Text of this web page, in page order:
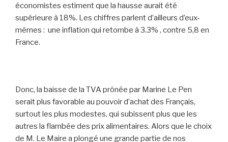
économistes estiment que la hausse aurait été
supérieure à 18%. Les chiffres parlent d’ailleurs d’eux-
mêmes : une inflation qui retombe à 3.3% , contre 5,8 en
France.
Donc, la baisse de la TVA prônée par Marine Le Pen
serait plus favorable au pouvoir d’achat des Français,
surtout les plus modestes, qui subissent plus que les
autres la flambée des prix alimentaires. Alors que le choix
de M. Le Maire a plongé une grande partie de nos